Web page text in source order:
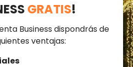
GRATIS!
Business dispondrás de
ventajas: